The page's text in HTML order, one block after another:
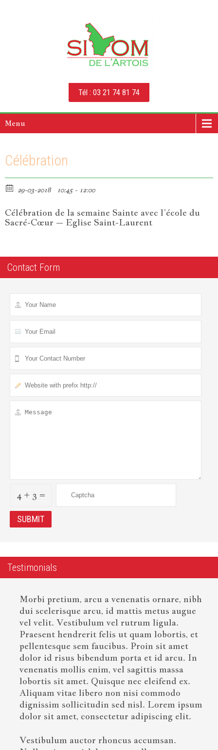
Tél : 03 21 74 81 74
Menu
Célébration
29-03-2018 10:45 - 12:00
Célébration de la semaine Sainte avec l’école du
Sacré-Cœur – Eglise Saint-Laurent
Contact Form
4 + 3 =
Testimonials
Morbi pretium, arcu a venenatis ornare, nibh
dui scelerisque arcu, id mattis metus augue
vel velit. Vestibulum vel rutrum ligula.
Praesent hendrerit felis ut quam lobortis, et
pellentesque sem faucibus. Proin sit amet
dolor id risus bibendum porta et id arcu. In
venenatis mollis enim, vel sagittis massa
lobortis sit amet. Quisque nec eleifend ex.
Aliquam vitae libero non nisi commodo
dignissim sollicitudin sed nisl. Lorem ipsum
dolor sit amet, consectetur adipiscing elit.
Vestibulum auctor rhoncus accumsan.